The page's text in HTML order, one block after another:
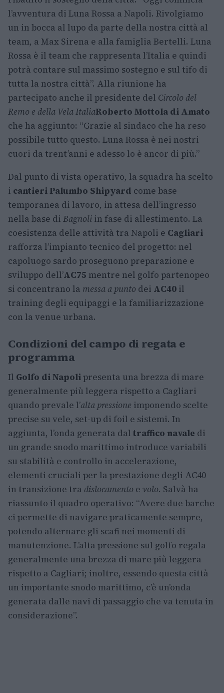
l’avventura di Luna Rossa a Napoli. Rivolgiamo
un in bocca al lupo da parte della nostra città al
team, a Max Sirena e alla famiglia Bertelli. Luna
Rossa è il team che rappresenta l’Italia e quindi
potrà contare sul massimo sostegno e sul tifo di
tutta la nostra città”. Alla riunione ha
partecipato anche il presidente del Circolo del
Remo e della Vela ItaliaRoberto Mottola di Amato
che ha aggiunto: “Grazie al sindaco che ha reso
possibile tutto questo. Luna Rossa è nei nostri
cuori da trent’anni e adesso lo è ancor di più.”
Dal punto di vista operativo, la squadra ha scelto
i cantieri Palumbo Shipyard come base
temporanea di lavoro, in attesa dell’ingresso
nella base di Bagnoli in fase di allestimento. La
coesistenza delle attività tra Napoli e Cagliari
rafforza l’impianto tecnico del progetto: nel
capoluogo sardo proseguono preparazione e
sviluppo dell’AC75 mentre nel golfo partenopeo
si concentrano la messa a punto dei AC40 il
training degli equipaggi e la familiarizzazione
con la venue urbana.
Condizioni del campo di regata e
programma
Il Golfo di Napolipresenta una brezza di mare
generalmente più leggera rispetto a Cagliari
quando prevale l’alta pressione imponendo scelte
precise su vele, set-up di foil e sistemi. In
aggiunta, l’onda generata dal traffico navale di
un grande snodo marittimo introduce variabili
su stabilità e controllo in accelerazione,
elementi cruciali per la prestazione degli AC40
in transizione tra dislocamento e volo. Salvà ha
riassunto il quadro operativo: “Avere due barche
ci permette di navigare praticamente sempre,
potendo alternare gli scafi nei momenti di
manutenzione. L’alta pressione sul golfo regala
generalmente una brezza di mare più leggera
rispetto a Cagliari; inoltre, essendo questa città
un importante snodo marittimo, c’è un’onda
generata dalle navi di passaggio che va tenuta in
considerazione”.